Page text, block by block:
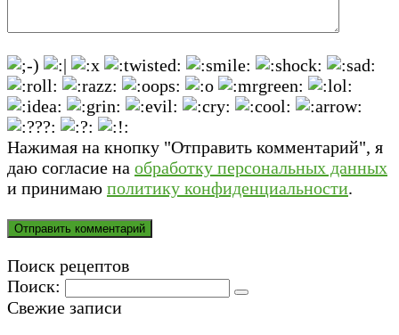
Нажимая на кнопку "Отправить комментарий", я
даю согласие на обработку персональных данных
и принимаю политику конфиденциальности.
Поиск рецептов
Поиск:
Свежие записи